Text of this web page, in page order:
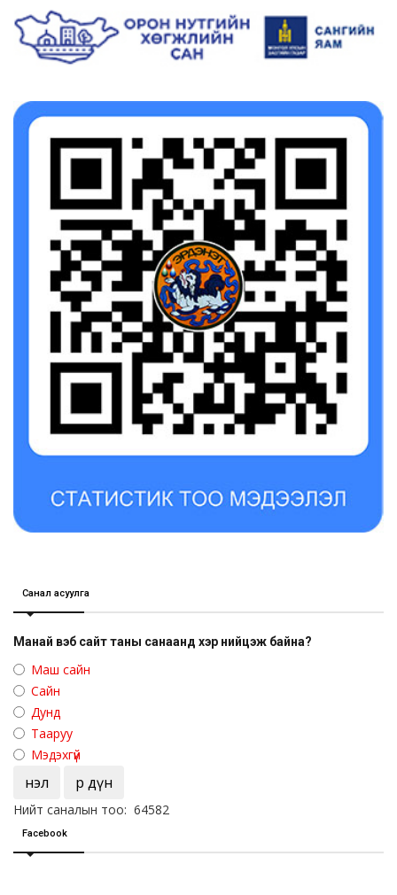
Санал асуулга
Манай вэб сайт таны санаанд хэр нийцэж байна?
Маш сайн
Сайн
Дунд
Тааруу
Мэдэхгүй
Үнэл Үр дүн
Нийт саналын тоо: 64582
Facebook